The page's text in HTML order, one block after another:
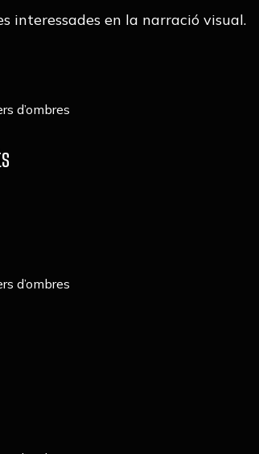
interessades en la narració visual.